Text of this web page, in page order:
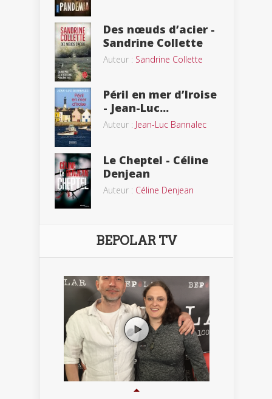
Des nœuds d’acier -
Sandrine Collette
Auteur : Sandrine Collette
Péril en mer d’Iroise
- Jean-Luc...
Auteur : Jean-Luc Bannalec
Le Cheptel - Céline
Denjean
Auteur : Céline Denjean
BEPOLAR TV